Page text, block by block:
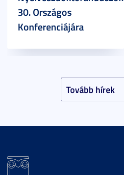
Tovább hírek
30. Országos
Konferenciájára